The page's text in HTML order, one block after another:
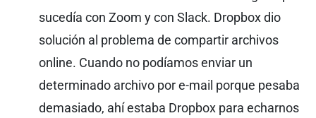
sucedía con Zoom y con Slack. Dropbox dio
solución al problema de compartir archivos
online. Cuando no podíamos enviar un
determinado archivo por e-mail porque pesaba
demasiado, ahí estaba Dropbox para echarnos